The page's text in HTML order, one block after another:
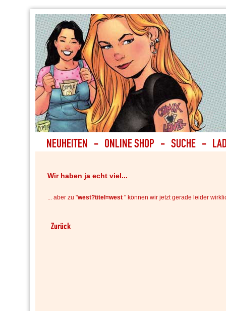
Wir haben ja echt viel...
... aber zu "west?titel=west " können wir jetzt gerade leider